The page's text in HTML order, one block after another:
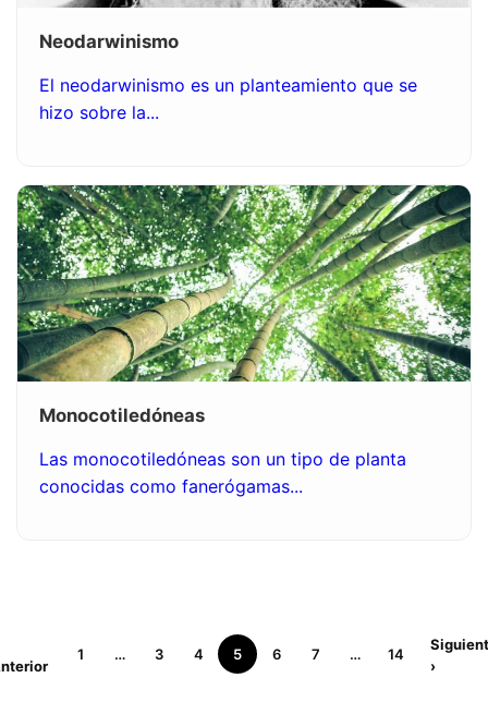
Neodarwinismo
El neodarwinismo es un planteamiento que se
hizo sobre la...
Monocotiledóneas
Las monocotiledóneas son un tipo de planta
conocidas como fanerógamas...
1 … 3 4 5 6 7 … 14
›